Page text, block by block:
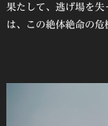
果たして、逃げ場を
は、この絶体絶命の危